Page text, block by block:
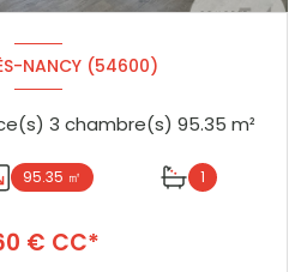
NANCY (54600)
Appartement 5 pièce(s) 3 chambre(s) 95.35 m²
95.35 ㎡ 1
€ CC*